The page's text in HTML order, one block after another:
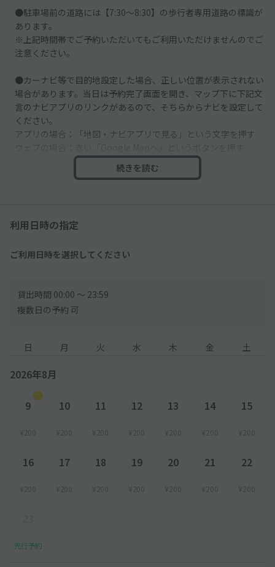
●駐車場前の道路には【7:30～8:30】の歩行者専用道路の標識が
あります。
※上記時間帯でご予約いただいてもご利用いただけませんのでご
注意ください。
●カーナビ等で目的地設定した場合、正しい位置が表示されない
場合があります。当日は予約完了画面を開き、マップ下に下記文
言のナビアプリのリンクがあるので、そちらからナビを設定して
ください。
アプリの場合：「地図・ナビアプリで見る」という文字を押す
●隣にコインパーキングや月極駐車場があるので、お間違いのな
ースに駐車してください。
●駐車場入口に傾斜がございます。車高が低いお車はご注意くだ
続きを読む
利用日時の指定
ご利用日時を選択してください
貸出時間 00:00 〜 23:59
複数日の予約 可
日 月 火 水 木 金 土
2026年8月
9
¥200
10
¥200
11
¥200
12
¥200
13
¥200
14
¥200
15
¥200
16
¥200
17
¥200
18
¥200
19
¥200
20
¥200
21
¥200
22
¥200
先行予約